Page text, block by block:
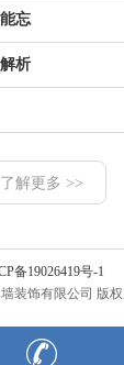
忘
析
了解更多 >>
备19026419号-1
装饰有限公司 版